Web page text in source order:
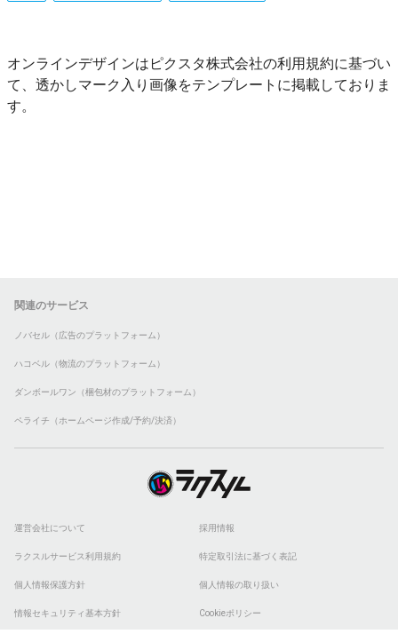
オンラインデザインはピクスタ株式会社の利用規約に基づい
て、透かしマーク入り画像をテンプレートに掲載しておりま
す。
関連のサービス
ノバセル（広告のプラットフォーム）
ハコベル（物流のプラットフォーム）
ダンボールワン（梱包材のプラットフォーム）
ペライチ（ホームページ作成/予約/決済）
運営会社について 採用情報
ラクスルサービス利用規約 特定取引法に基づく表記
個人情報保護方針 個人情報の取り扱い
情報セキュリティ基本方針 Cookieポリシー